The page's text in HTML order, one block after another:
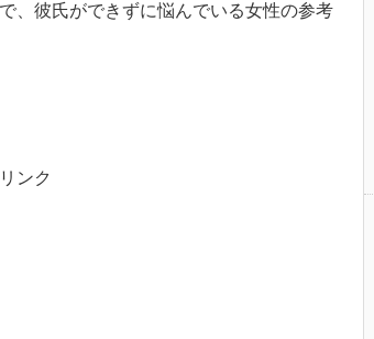
、彼氏ができずに悩んでいる女性の参考
ンク